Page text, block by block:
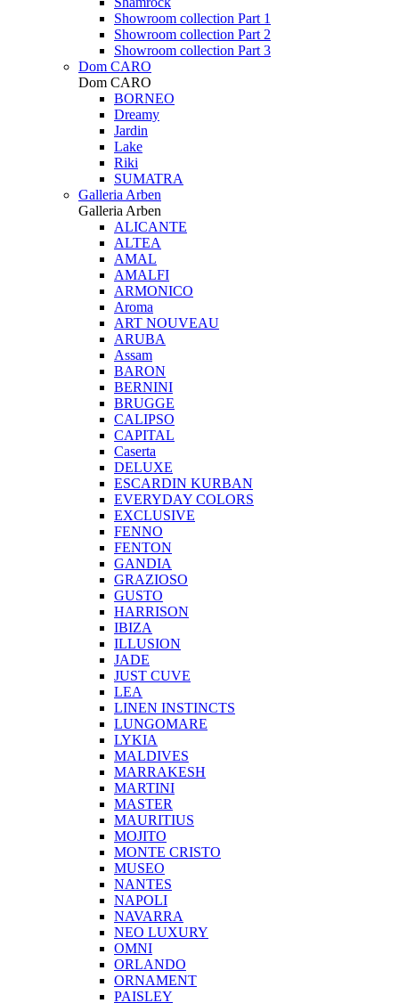
Showroom collection Part 1
Showroom collection Part 2
Showroom collection Part 3
Dom CARO
Dom CARO
BORNEO
Dreamy
Jardin
Lake
Riki
SUMATRA
Galleria Arben
Galleria Arben
ALICANTE
ALTEA
AMAL
AMALFI
ARMONICO
Aroma
ART NOUVEAU
ARUBA
Assam
BARON
BERNINI
BRUGGE
CALIPSO
CAPITAL
Caserta
DELUXE
ESCARDIN KURBAN
EVERYDAY COLORS
EXCLUSIVE
FENNO
FENTON
GANDIA
GRAZIOSO
GUSTO
HARRISON
IBIZA
ILLUSION
JADE
JUST CUVE
LEA
LINEN INSTINCTS
LUNGOMARE
LYKIA
MALDIVES
MARRAKESH
MARTINI
MASTER
MAURITIUS
MOJITO
MONTE CRISTO
MUSEO
NANTES
NAPOLI
NAVARRA
NEO LUXURY
OMNI
ORLANDO
ORNAMENT
PAISLEY